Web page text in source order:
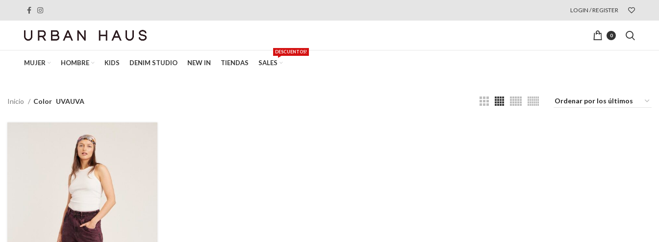
LOGIN / REGISTER
0
MUJER HOMBRE KIDS DENIM STUDIO NEW IN TIENDAS SALES
DESCUENTOS!
Inicio Color UVAUVA